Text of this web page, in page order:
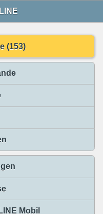
(153)
Mobil